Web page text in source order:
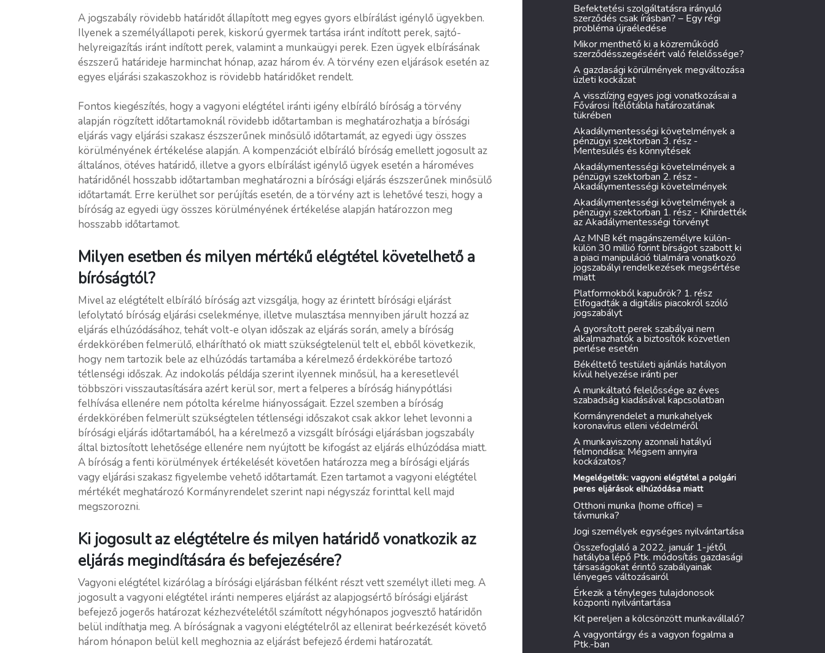
A jogszabály rövidebb határidőt állapított meg egyes gyors elbírálást igénylő ügyekben.
Ilyenek a személyállapoti perek, kiskorú gyermek tartása iránt indított perek, sajtó-
helyreigazítás iránt indított perek, valamint a munkaügyi perek. Ezen ügyek elbírásának
észszerű határideje harminchat hónap, azaz három év. A törvény ezen eljárások esetén az
egyes eljárási szakaszokhoz is rövidebb határidőket rendelt.
Fontos kiegészítés, hogy a vagyoni elégtétel iránti igény elbíráló bíróság a törvény
alapján rögzített időtartamoknál rövidebb időtartamban is meghatározhatja a bírósági
eljárás vagy eljárási szakasz észszerűnek minősülő időtartamát, az egyedi ügy összes
körülményének értékelése alapján. A kompenzációt elbíráló bíróság emellett jogosult az
általános, ötéves határidő, illetve a gyors elbírálást igénylő ügyek esetén a hároméves
határidőnél hosszabb időtartamban meghatározni a bírósági eljárás észszerűnek minősülő
időtartamát. Erre kerülhet sor perújítás esetén, de a törvény azt is lehetővé teszi, hogy a
bíróság az egyedi ügy összes körülményének értékelése alapján határozzon meg
hosszabb időtartamot.
Milyen esetben és milyen mértékű elégtétel követelhető a
bíróságtól?
Mivel az elégtételt elbíráló bíróság azt vizsgálja, hogy az érintett bírósági eljárást
lefolytató bíróság eljárási cselekménye, illetve mulasztása mennyiben járult hozzá az
eljárás elhúzódásához, tehát volt-e olyan időszak az eljárás során, amely a bíróság
érdekkörében felmerülő, elhárítható ok miatt szükségtelenül telt el, ebből következik,
hogy nem tartozik bele az elhúzódás tartamába a kérelmező érdekkörébe tartozó
tétlenségi időszak. Az indokolás példája szerint ilyennek minősül, ha a keresetlevél
többszöri visszautasítására azért kerül sor, mert a felperes a bíróság hiánypótlási
felhívása ellenére nem pótolta kérelme hiányosságait. Ezzel szemben a bíróság
érdekkörében felmerült szükségtelen tétlenségi időszakot csak akkor lehet levonni a
bírósági eljárás időtartamából, ha a kérelmező a vizsgált bírósági eljárásban jogszabály
által biztosított lehetősége ellenére nem nyújtott be kifogást az eljárás elhúzódása miatt.
A bíróság a fenti körülmények értékelését követően határozza meg a bírósági eljárás
vagy eljárási szakasz figyelembe vehető időtartamát. Ezen tartamot a vagyoni elégtétel
mértékét meghatározó Kormányrendelet szerint napi négyszáz forinttal kell majd
megszorozni.
Ki jogosult az elégtételre és milyen határidő vonatkozik az
eljárás megindítására és befejezésére?
Vagyoni elégtétel kizárólag a bírósági eljárásban félként részt vett személyt illeti meg. A
jogosult a vagyoni elégtétel iránti nemperes eljárást az alapjogsértő bírósági eljárást
befejező jogerős határozat kézhezvételétől számított négyhónapos jogvesztő határidőn
belül indíthatja meg. A bíróságnak a vagyoni elégtételről az ellenirat beérkezését követő
három hónapon belül kell meghoznia az eljárást befejező érdemi határozatát.
Befektetési szolgáltatásra irányuló
szerződés csak írásban? – Egy régi
probléma újraéledése
Mikor menthető ki a közreműködő
szerződésszegéséért való felelőssége?
A gazdasági körülmények megváltozása
üzleti kockázat
A visszlízing egyes jogi vonatkozásai a
Fővárosi Ítélőtábla határozatának
tükrében
Akadálymentességi követelmények a
pénzügyi szektorban 3. rész -
Mentesülés és könnyítések
Akadálymentességi követelmények a
pénzügyi szektorban 2. rész -
Akadálymentességi követelmények
Akadálymentességi követelmények a
pénzügyi szektorban 1. rész - Kihirdették
az Akadálymentességi törvényt
Az MNB két magánszemélyre külön-
külön 30 millió forint bírságot szabott ki
a piaci manipuláció tilalmára vonatkozó
jogszabályi rendelkezések megsértése
miatt
Platformokból kapuőrök? 1. rész
Elfogadták a digitális piacokról szóló
jogszabályt
A gyorsított perek szabályai nem
alkalmazhatók a biztosítók közvetlen
perlése esetén
Békéltető testületi ajánlás hatályon
kívül helyezése iránti per
A munkáltató felelőssége az éves
szabadság kiadásával kapcsolatban
Kormányrendelet a munkahelyek
koronavírus elleni védelméről
A munkaviszony azonnali hatályú
felmondása: Mégsem annyira
kockázatos?
Megelégelték: vagyoni elégtétel a polgári
peres eljárások elhúzódása miatt
Otthoni munka (home office) =
távmunka?
Jogi személyek egységes nyilvántartása
Összefoglaló a 2022. január 1-jétől
hatályba lépő Ptk. módosítás gazdasági
társaságokat érintő szabályainak
lényeges változásairól
Érkezik a tényleges tulajdonosok
központi nyilvántartása
Kit pereljen a kölcsönzött munkavállaló?
A vagyontárgy és a vagyon fogalma a
Ptk.-ban